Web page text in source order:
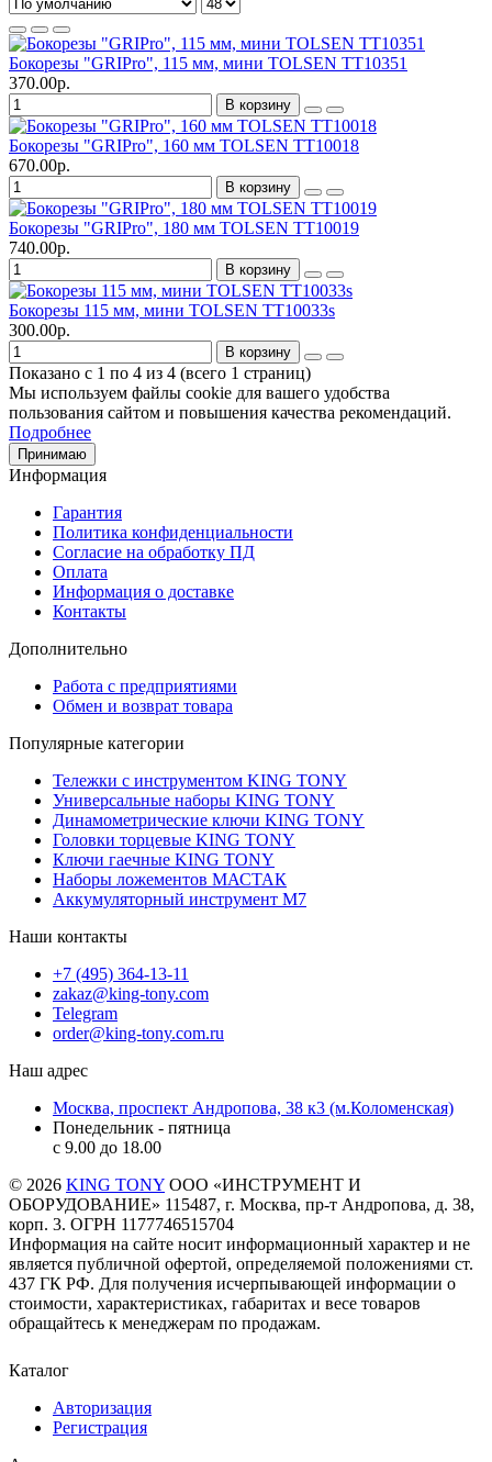
Бокорезы "GRIPro", 115 мм, мини TOLSEN TT10351
370.00р.
В корзину
Бокорезы "GRIPro", 160 мм TOLSEN TT10018
670.00р.
В корзину
Бокорезы "GRIPro", 180 мм TOLSEN TT10019
740.00р.
В корзину
Бокорезы 115 мм, мини TOLSEN TT10033s
300.00р.
В корзину
Показано с 1 по 4 из 4 (всего 1 страниц)
Мы используем файлы cookie для вашего удобства
пользования сайтом и повышения качества рекомендаций.
Подробнее
Принимаю
Информация
Гарантия
Политика конфиденциальности
Согласие на обработку ПД
Оплата
Информация о доставке
Контакты
Дополнительно
Работа с предприятиями
Обмен и возврат товара
Популярные категории
Тележки с инструментом KING TONY
Универсальные наборы KING TONY
Динамометрические ключи KING TONY
Головки торцевые KING TONY
Ключи гаечные KING TONY
Наборы ложементов МАСТАК
Аккумуляторный инструмент M7
Наши контакты
+7 (495) 364-13-11
zakaz@king-tony.com
Telegram
order@king-tony.com.ru
Наш адрес
Москва, проспект Андропова, 38 к3 (м.Коломенская)
Понедельник - пятница
c 9.00 до 18.00
© 2026 KING TONY ООО «ИНСТРУМЕНТ И
ОБОРУДОВАНИЕ» 115487, г. Москва, пр-т Андропова, д. 38,
корп. 3. ОГРН 1177746515704
Информация на сайте носит информационный характер и не
является публичной офертой, определяемой положениями ст.
437 ГК РФ. Для получения исчерпывающей информации о
стоимости, характеристиках, габаритах и весе товаров
обращайтесь к менеджерам по продажам.
Каталог
Авторизация
Регистрация